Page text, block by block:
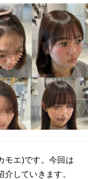
モエ)です。今回は
していきます。